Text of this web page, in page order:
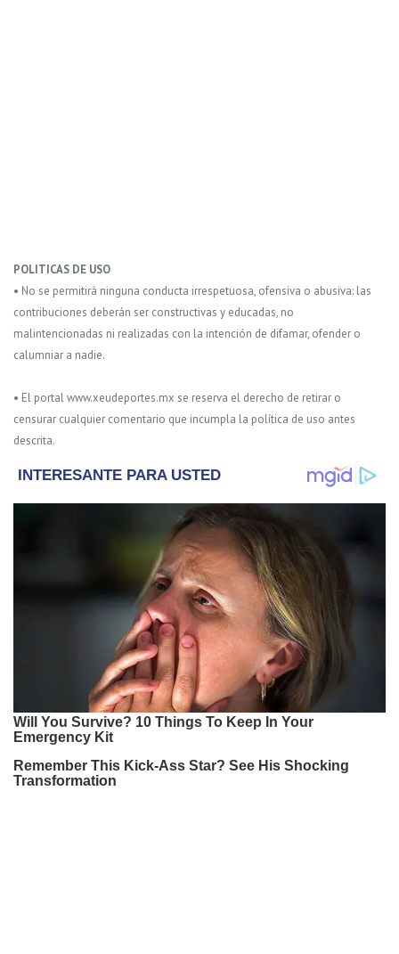
POLITICAS DE USO
• No se permitirá ninguna conducta irrespetuosa, ofensiva o abusiva: las
contribuciones deberán ser constructivas y educadas, no
malintencionadas ni realizadas con la intención de difamar, ofender o
calumniar a nadie.
• El portal www.xeudeportes.mx se reserva el derecho de retirar o
censurar cualquier comentario que incumpla la política de uso antes
descrita.